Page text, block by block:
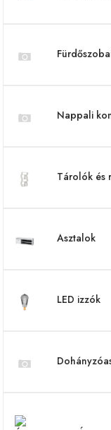
Nappali
Tárolók és
Asztalok
LED izzók